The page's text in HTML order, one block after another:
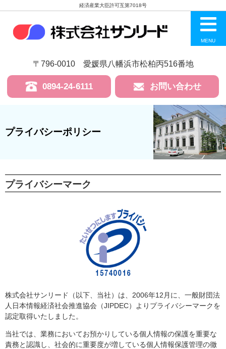
経済産業大臣許可互第7018号
MENU
〒796-0010 愛媛県八幡浜市松柏丙516番地
0894-24-6111 お問い合わせ
プライバシーポリシー
プライバシーマーク
株式会社サンリード（以下、当社）は、2006年12月に、一般財団法
人日本情報経済社会推進協会（JIPDEC）よりプライバシーマークを
認定取得いたしました。
当社では、業務においてお預かりしている個人情報の保護を重要な
責務と認識し、社会的に重要度が増している個人情報保護管理の徹